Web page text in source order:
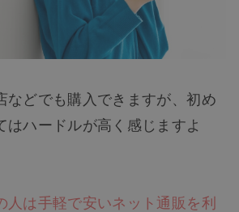
などでも購入できますが、初め
はハードルが高く感じますよ
人は手軽で安いネット通販を利